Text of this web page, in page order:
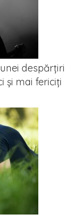
despărțiri
și mai fericiți